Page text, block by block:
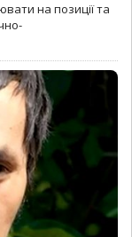
на позиції та